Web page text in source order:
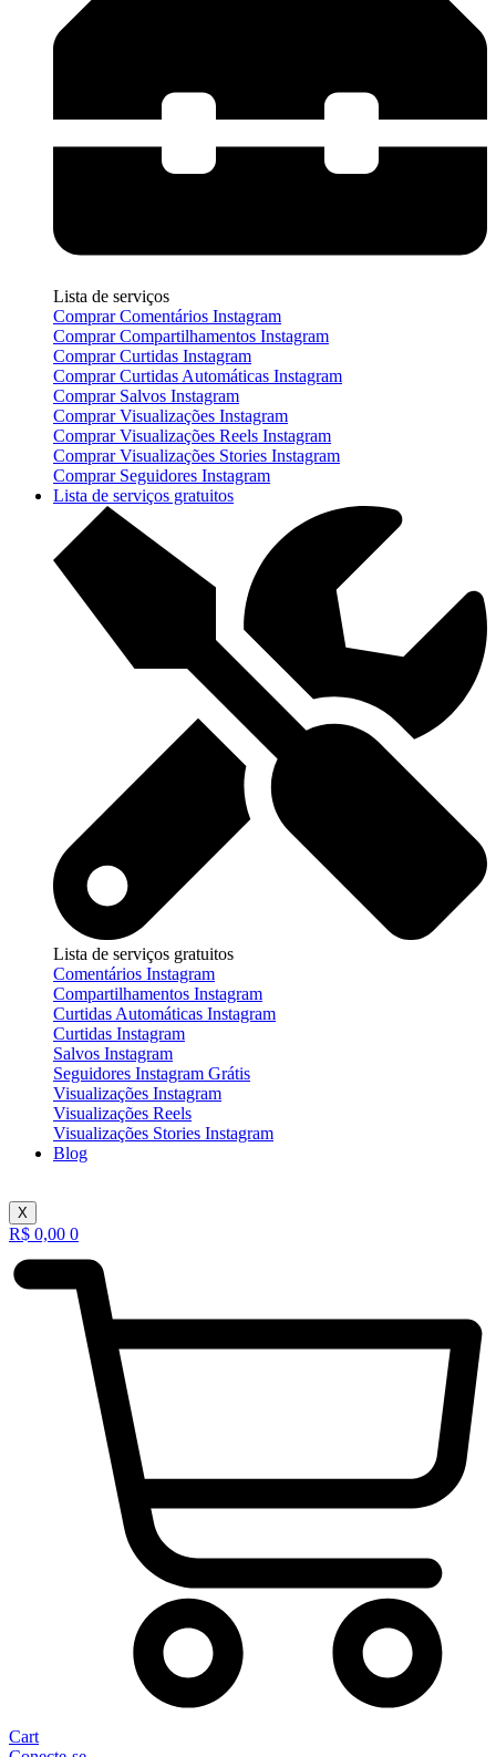
Lista de serviços
Comprar Comentários Instagram
Comprar Compartilhamentos Instagram
Comprar Curtidas Instagram
Comprar Curtidas Automáticas Instagram
Comprar Salvos Instagram
Comprar Visualizações Instagram
Comprar Visualizações Reels Instagram
Comprar Visualizações Stories Instagram
Comprar Seguidores Instagram
Lista de serviços gratuitos
Lista de serviços gratuitos
Comentários Instagram
Compartilhamentos Instagram
Curtidas Automáticas Instagram
Curtidas Instagram
Salvos Instagram
Seguidores Instagram Grátis
Visualizações Instagram
Visualizações Reels
Visualizações Stories Instagram
Blog
X
R$ 0,00 0
Cart